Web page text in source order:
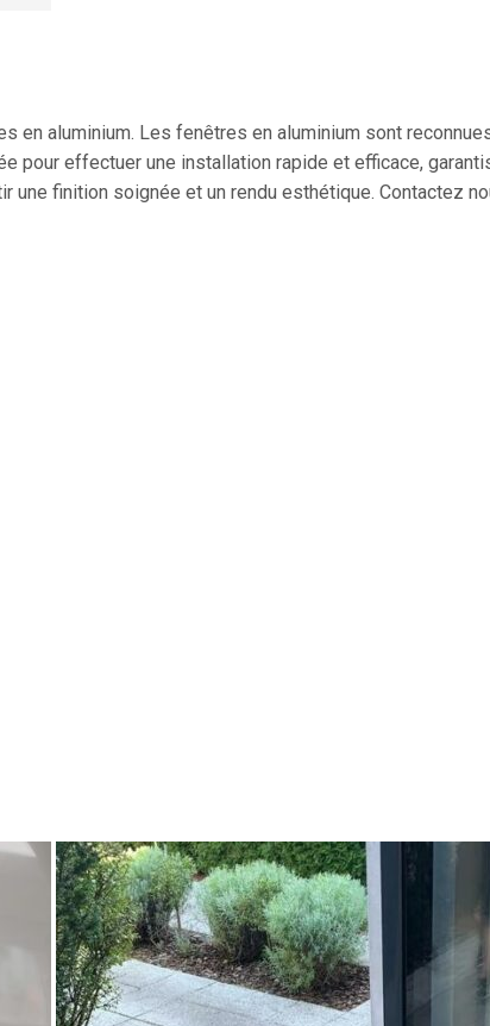
en aluminium. Les fenêtres en aluminium sont
pour effectuer une installation rapide et efficace,
finition soignée et un rendu esthétique. Contactez